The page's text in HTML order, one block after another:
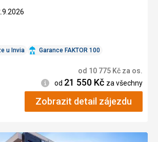
u Invia Garance FAKTOR 100
od 10 775 Kč za os.
Informace
od 21 550 Kč za všechny
Zobrazit detail zájezdu